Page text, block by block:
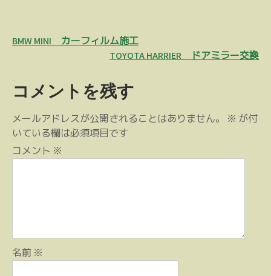
投
ビ
ゲ
ー
シ
BMW MINI カーフィルム施工
TOYOTA HARRIER ドアミラー交換
コメントを残す
メールアドレスが公開されることはありません。 ※ が付
いている欄は必須項目です
コメント ※
名前 ※